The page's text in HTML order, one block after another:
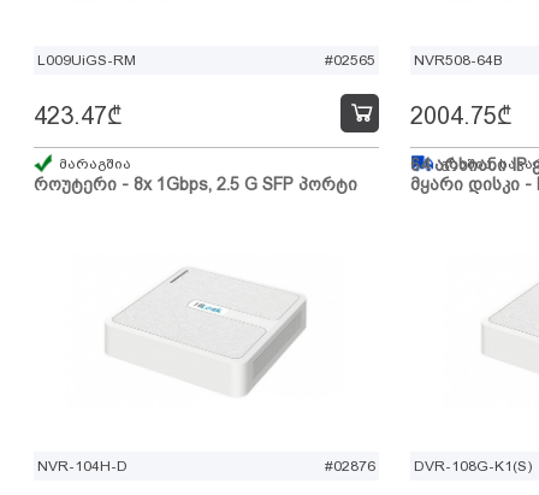
L009UiGS-RM #02565
როუტერი - 8x 1Gbps, 2.5 G SFP პორტი
423.47₾
მარაგშია
NVR508-64B
64 არხიანი IP
მყარი დისკი -
2004.75₾
გზაშია,
NVR-104H-D #02876 DVR-108G-K1(S)